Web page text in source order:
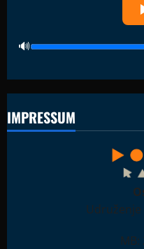
IMPRESSUM
Udruženje
MB: